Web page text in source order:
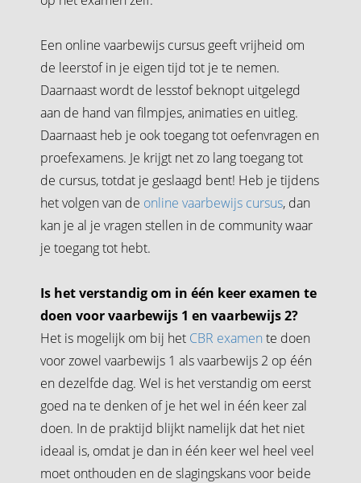
Een online vaarbewijs cursus geeft vrijheid om
de leerstof in je eigen tijd tot je te nemen.
Daarnaast wordt de lesstof beknopt uitgelegd
aan de hand van filmpjes, animaties en uitleg.
Daarnaast heb je ook toegang tot oefenvragen en
proefexamens. Je krijgt net zo lang toegang tot
de cursus, totdat je geslaagd bent! Heb je tijdens
het volgen van de online vaarbewijs cursus, dan
kan je al je vragen stellen in de community waar
je toegang tot hebt.
Is het verstandig om in één keer examen te
doen voor vaarbewijs 1 en vaarbewijs 2?
Het is mogelijk om bij het CBR examen te doen
voor zowel vaarbewijs 1 als vaarbewijs 2 op één
en dezelfde dag. Wel is het verstandig om eerst
goed na te denken of je het wel in één keer zal
doen. In de praktijd blijkt namelijk dat het niet
ideaal is, omdat je dan in één keer wel heel veel
moet onthouden en de slagingskans voor beide